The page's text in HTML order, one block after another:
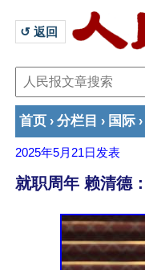
↺ 返回
首页 › 分栏目 › 国际 ›
2025年5月21日 发表
就职周年 赖清德